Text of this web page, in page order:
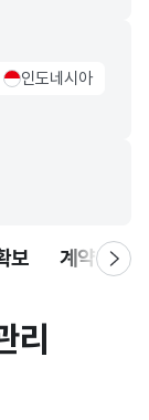
indonesia Flag
인도네시아
보 계약 체결
리